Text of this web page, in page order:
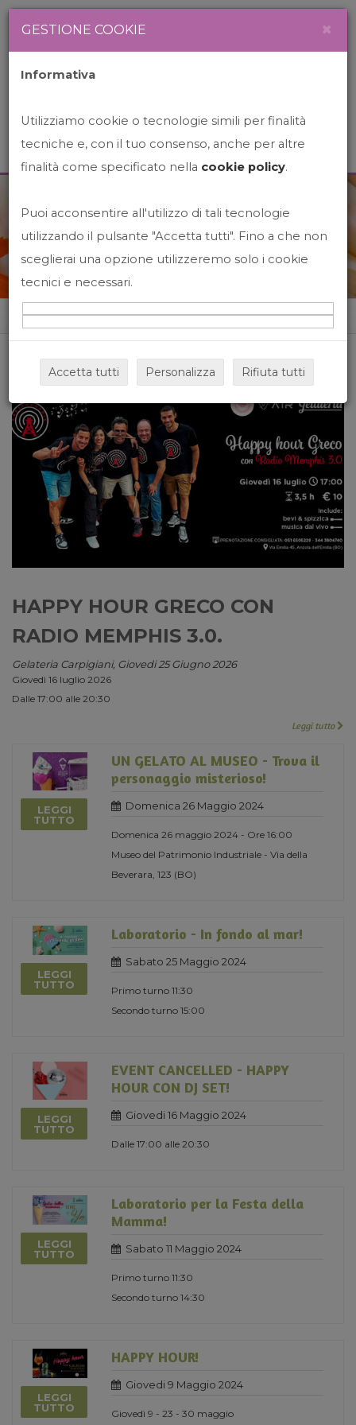
News&Events
Home News&events
HAPPY HOUR GRECO CON
RADIO MEMPHIS 3.0.
Gelateria Carpigiani, Giovedi 25 Giugno 2026
Giovedì 16 luglio 2026
Dalle 17:00 alle 20:30
Leggi tutto
LEGGI
TUTTO
UN GELATO AL MUSEO - Trova il
personaggio misterioso!
Domenica 26 Maggio 2024
Domenica 26 maggio 2024 - Ore 16:00
Museo del Patrimonio Industriale - Via della
Beverara, 123 (BO)
LEGGI
TUTTO
Laboratorio - In fondo al mar!
Sabato 25 Maggio 2024
Primo turno 11:30
Secondo turno 15:00
LEGGI
TUTTO
EVENT CANCELLED - HAPPY
HOUR CON DJ SET!
Giovedi 16 Maggio 2024
Dalle 17:00 alle 20:30
LEGGI
TUTTO
Laboratorio per la Festa della
Mamma!
Sabato 11 Maggio 2024
Primo turno 11:30
Secondo turno 14:30
LEGGI
TUTTO
HAPPY HOUR!
Giovedi 9 Maggio 2024
Giovedì 9 - 23 - 30 maggio
GESTIONE COOKIE ×
Informativa
Utilizziamo cookie o tecnologie simili per finalità
tecniche e, con il tuo consenso, anche per altre
finalità come specificato nella cookie policy.
Puoi acconsentire all'utilizzo di tali tecnologie
utilizzando il pulsante "Accetta tutti". Fino a che non
sceglierai una opzione utilizzeremo solo i cookie
tecnici e necessari.
Accetta tutti Personalizza Rifiuta tutti